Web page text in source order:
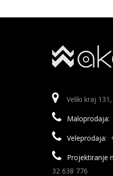
Veliki kraj
Maloprodaja:
Veleprodaja:
Projektiranje
32 638 776